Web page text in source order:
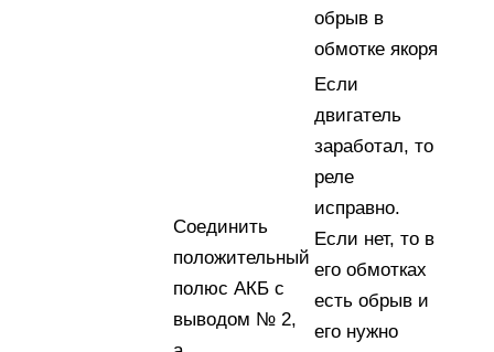
обрыв в
обмотке якоря
Соединить
положительный
полюс АКБ с
выводом № 2,
Если
двигатель
заработал, то
реле
исправно.
Если нет, то в
его обмотках
есть обрыв и
его нужно